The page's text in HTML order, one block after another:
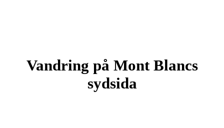
Vandring på Mont Blancs
sydsida